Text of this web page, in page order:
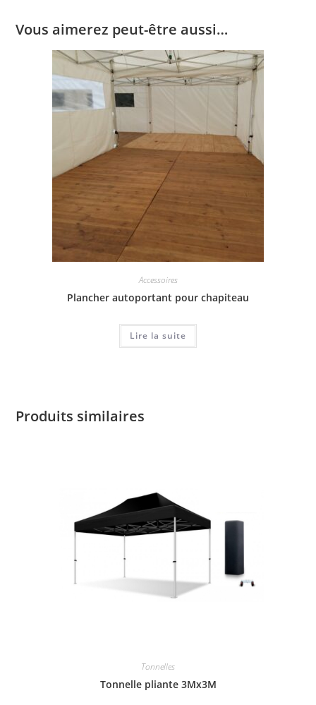
Vous aimerez peut-être aussi…
Accessoires
Plancher autoportant pour chapiteau
Lire la suite
Produits similaires
Tonnelles
Tonnelle pliante 3Mx3M